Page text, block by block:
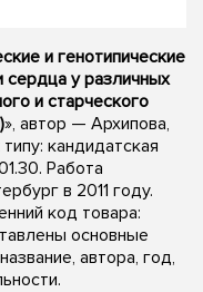
и генотипические
у различных
и старческого
», автор — Архипова,
кандидатская
Работа
в 2011 году.
код товара:
основные
автора, год,